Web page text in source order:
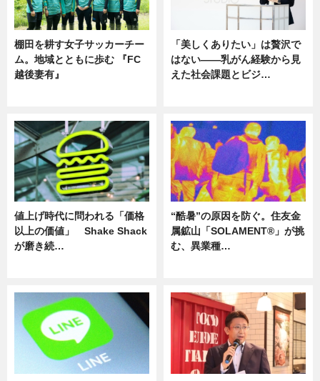
棚田を耕す女子サッカーチー
ム。地域とともに歩む 『FC
越後妻有』
「美しくありたい」は贅沢で
はない――乳がん経験から見
えた社会課題とビジ…
値上げ時代に問われる「価格
以上の価値」 Shake Shack
が磨き続…
“酷暑”の原因を防ぐ。住友金
属鉱山「SOLAMENT®」が挑
む、異業種…